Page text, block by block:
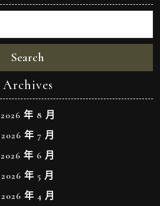
Search
Archives
2026 年 8 月
2026 年 7 月
2026 年 6 月
2026 年 5 月
2026 年 4 月